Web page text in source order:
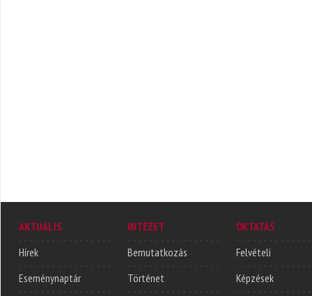
AKTUÁLIS
Hírek
Eseménynaptár
INTÉZET
Bemutatkozás
Történet
OKTATÁS
Felvételi
Képzések